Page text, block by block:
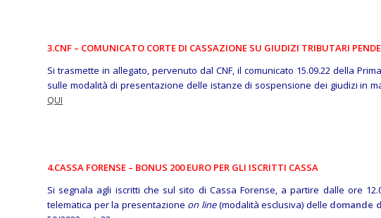
3.CNF – COMUNICATO CORTE DI CASSAZIONE SU GIUDIZI TRIBUTARI
Si trasmette in allegato, pervenuto dal CNF, il comunicato 15.09.22 della
sulle modalità di presentazione delle istanze di sospensione dei giudizi in
QUI
4.CASSA FORENSE – BONUS 200 EURO PER GLI ISCRITTI CASSA
Si segnala agli iscritti che sul sito di Cassa Forense, a partire dalle ore
telematica per la presentazione on line(modalità esclusiva) delle domande